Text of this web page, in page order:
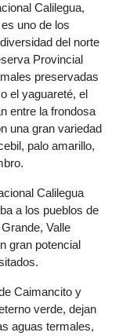
Calilegua,
uno de los
del norte
Provincial
preservadas
el yaguareté, el
entre la frondosa
una gran variedad
palo amarillo,
Calilegua
a los pueblos de
Valle
gran potencial
Caimancito y
verde, dejan
aguas termales,